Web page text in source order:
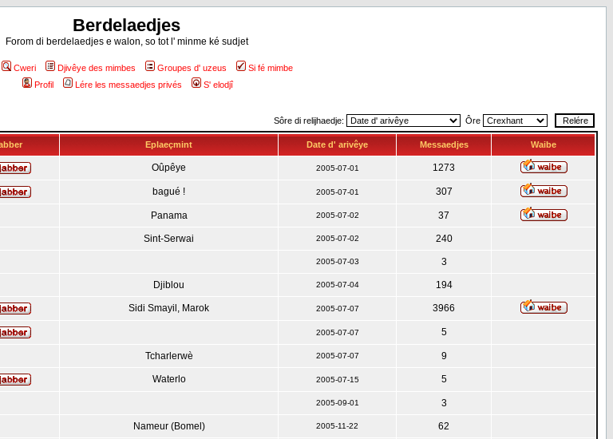
Berdelaedjes
Forom di berdelaedjes e walon, so tot l' minme ké sudjet
Cweri Djivêye des mimbes Groupes d' uzeus
Si fé mimbe
Profil
Lére les messaedjes privés S' elodjî
Sôre di relijhaedje: Ôre
Eplaeçmint Date d' arivêye Messaedjes Waibe
Oûpêye 2005-07-01 1273
bagué ! 2005-07-01 307
Panama 2005-07-02 37
Sint-Serwai 2005-07-02 240
2005-07-03 3
Djiblou 2005-07-04 194
Sidi Smayil, Marok 2005-07-07 3966
2005-07-07 5
Tcharlerwè 2005-07-07 9
Waterlo 2005-07-15 5
2005-09-01 3
Nameur (Bomel) 2005-11-22 62